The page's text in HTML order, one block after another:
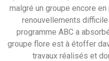
malgré un groupe encore
renouvellements
programme ABC a
groupe flore est à étoffer
travaux réalisés et